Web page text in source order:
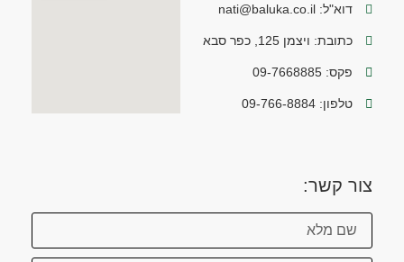
צור קשר:
דוא"ל: nati@baluka.co.il
כתובת: ויצמן 125, כפר סבא
פקס: 09-7668885
טלפון: 09-766-8884